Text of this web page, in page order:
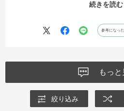
歩き心地も程よい硬さで気にならないで
確認はしていないのですが床暖房対応で
続きを読む
参考になった
もっと
絞り込み